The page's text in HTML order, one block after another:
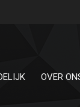
OVER